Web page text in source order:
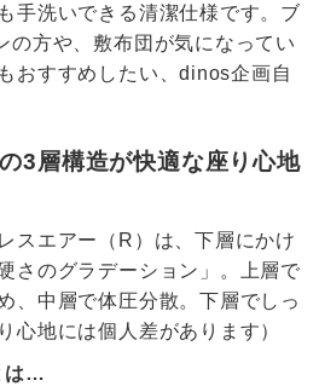
手洗いできる清潔仕様です。ブ
の方や、敷布団が気になってい
おすすめしたい、dinos企画自
3層構造が快適な座り心地
スエアー（R）は、下層にかけ
さのグラデーション」。上層で
、中層で体圧分散。下層でしっ
地には個人差があります）
は…